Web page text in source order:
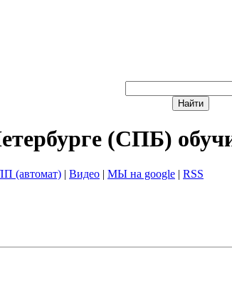
(СПБ)
(автомат) | Видео | МЫ на google | RSS